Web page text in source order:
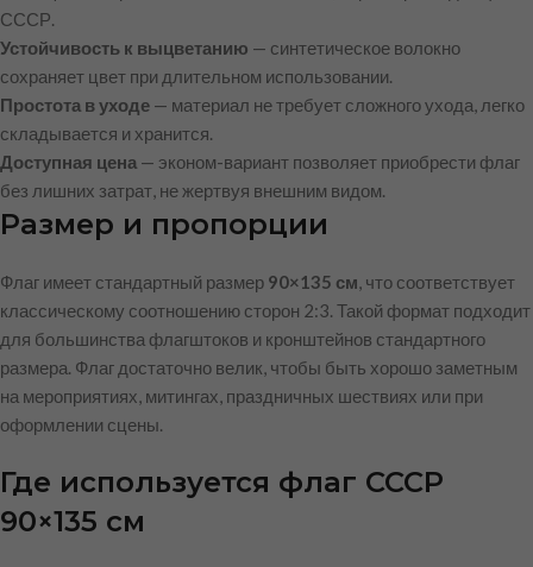
СССР.
Устойчивость к выцветанию — синтетическое волокно
сохраняет цвет при длительном использовании.
Простота в уходе — материал не требует сложного ухода, легко
складывается и хранится.
Доступная цена — эконом-вариант позволяет приобрести флаг
без лишних затрат, не жертвуя внешним видом.
Размер и пропорции
Флаг имеет стандартный размер 90×135 см, что соответствует
классическому соотношению сторон 2:3. Такой формат подходит
для большинства флагштоков и кронштейнов стандартного
размера. Флаг достаточно велик, чтобы быть хорошо заметным
на мероприятиях, митингах, праздничных шествиях или при
оформлении сцены.
Где используется флаг СССР
90×135 см